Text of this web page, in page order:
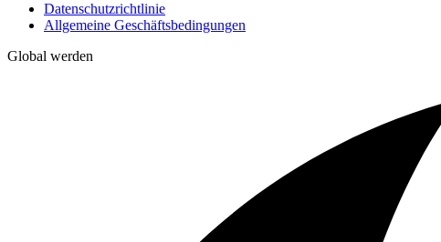
Datenschutzrichtlinie
Allgemeine Geschäftsbedingungen
Global werden